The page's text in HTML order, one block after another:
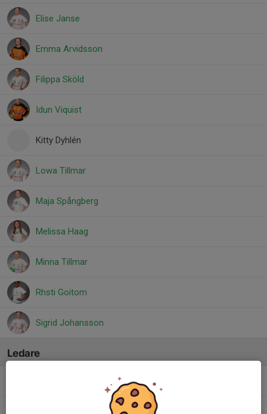
Elise Janse
Emma Arvidsson
Filippa Sköld
Idun Viquist
Kitty Dyhlén
Lowa Tillmar
Maja Spångberg
Melissa Haag
Minna Tillmar
Rhsti Goitom
Sigrid Johansson
Ledare
Tränare
Tränare